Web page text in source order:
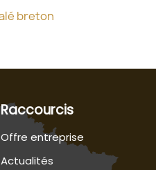
Raccourcis
Offre entreprise
Actualités